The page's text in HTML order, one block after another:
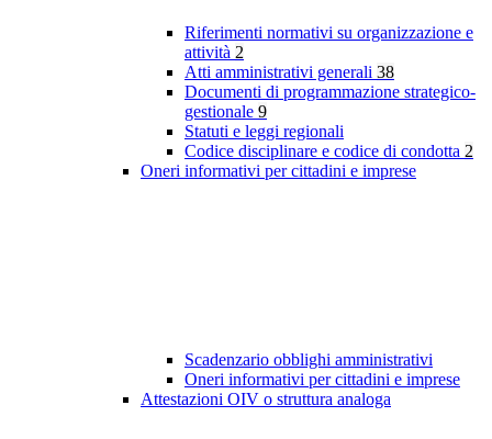
Riferimenti normativi su organizzazione e
attività 2
Atti amministrativi generali 38
Documenti di programmazione strategico-
gestionale 9
Statuti e leggi regionali
Codice disciplinare e codice di condotta 2
Oneri informativi per cittadini e imprese
Scadenzario obblighi amministrativi
Oneri informativi per cittadini e imprese
Attestazioni OIV o struttura analoga